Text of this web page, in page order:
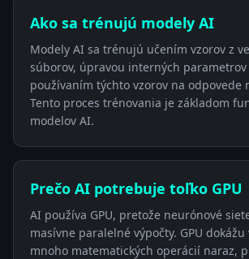
Ako sa trénujú modely AI
Modely AI sa trénujú učením vzorov z
súborov, úpravou interných
používaním týchto vzorov na odpovede
Tento proces trénovania je základom
modelov AI.
Prečo AI potrebuje toľko GPU
AI používa GPU, pretože neurónové
masívne paralelné výpočty. GPU dokážu
mnoho matematických operácií naraz,